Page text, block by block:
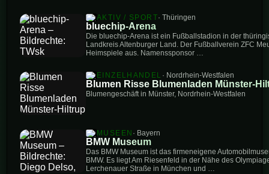
AKTIV / SPORT· Thüringen
bluechip-Arena
Die bluechip-Arena ist ein Fußballstadion in der
Landkreis Altenburger Land. Der Fußballverein ZFC
Heimspiele aus. Namenssponsor …
EINZELHANDEL · Nordrhein-Westfalen
Blumen Risse Blumenladen Münster-
Blumengeschäft in Münster, Nordrhein-Westfalen
MUSEEN · Bayern
BMW Museum
Das BMW Museum ist das firmeneigene
BMW. Es liegt Am Riesenfeld in der Nähe des
Lerchenauer Straße in München und …